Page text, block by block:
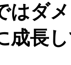
はダ
成長